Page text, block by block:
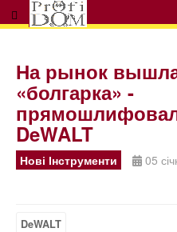
На рынок
«болгарка» -
DeWALT
Нові Інструменти 05
DeWALT